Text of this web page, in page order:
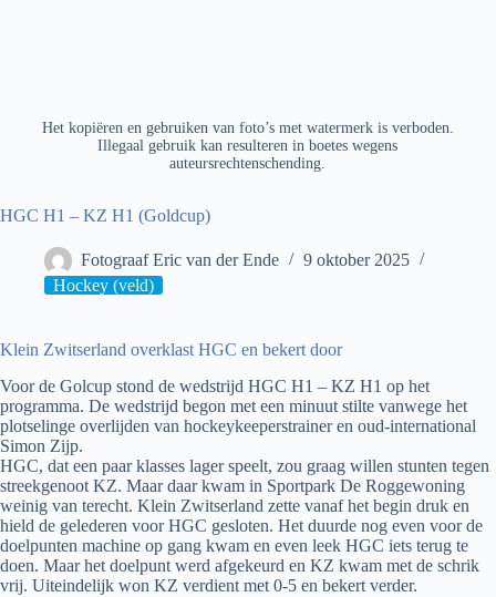
Het kopiëren en gebruiken van foto’s met watermerk is verboden.
Illegaal gebruik kan resulteren in boetes wegens
auteursrechtenschending.
HGC H1 – KZ H1 (Goldcup)
Fotograaf Eric van der Ende
9 oktober 2025
Hockey (veld)
Klein Zwitserland overklast HGC en bekert door
Voor de Golcup stond de wedstrijd HGC H1 – KZ H1 op het
programma. De wedstrijd begon met een minuut stilte vanwege het
plotselinge overlijden van hockeykeeperstrainer en oud-international
Simon Zijp.
HGC, dat een paar klasses lager speelt, zou graag willen stunten tegen
streekgenoot KZ. Maar daar kwam in Sportpark De Roggewoning
weinig van terecht. Klein Zwitserland zette vanaf het begin druk en
hield de gelederen voor HGC gesloten. Het duurde nog even voor de
doelpunten machine op gang kwam en even leek HGC iets terug te
doen. Maar het doelpunt werd afgekeurd en KZ kwam met de schrik
vrij. Uiteindelijk won KZ verdient met 0-5 en bekert verder.